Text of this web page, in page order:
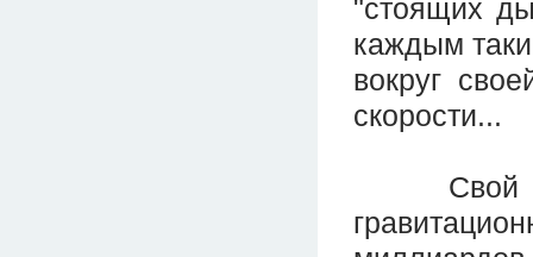
"стоящих
каждым
вокруг
скорости...
Свой